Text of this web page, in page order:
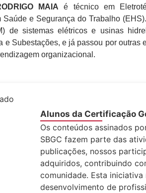
MAIA é técnico em
e Segurança do Trabalho
de sistemas elétricos e usinas
e Subestações, e já passou por
organizacional.
Alunos da Certificação
Os conteúdos assinados
SBGC fazem parte das
publicações, nossos
adquiridos, contribuindo
comunidade. Esta
desenvolvimento de